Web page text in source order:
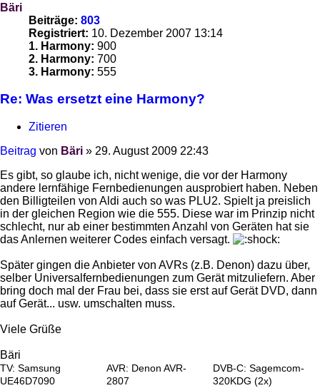
Bäri
Beiträge: 803
Registriert: 10. Dezember 2007 13:14
1. Harmony: 900
2. Harmony: 700
3. Harmony: 555
Re: Was ersetzt eine Harmony?
Zitieren
Beitrag von Bäri » 29. August 2009 22:43
Es gibt, so glaube ich, nicht wenige, die vor der Harmony
andere lernfähige Fernbedienungen ausprobiert haben. Neben
den Billigteilen von Aldi auch so was PLU2. Spielt ja preislich
in der gleichen Region wie die 555. Diese war im Prinzip nicht
schlecht, nur ab einer bestimmten Anzahl von Geräten hat sie
das Anlernen weiterer Codes einfach versagt.
Später gingen die Anbieter von AVRs (z.B. Denon) dazu über,
selber Universalfernbedienungen zum Gerät mitzuliefern. Aber
bring doch mal der Frau bei, dass sie erst auf Gerät DVD, dann
auf Gerät... usw. umschalten muss.
Viele Grüße
Bäri
TV: Samsung
UE46D7090
AVR: Denon AVR-
2807
DVB-C: Sagemcom-
320KDG (2x)